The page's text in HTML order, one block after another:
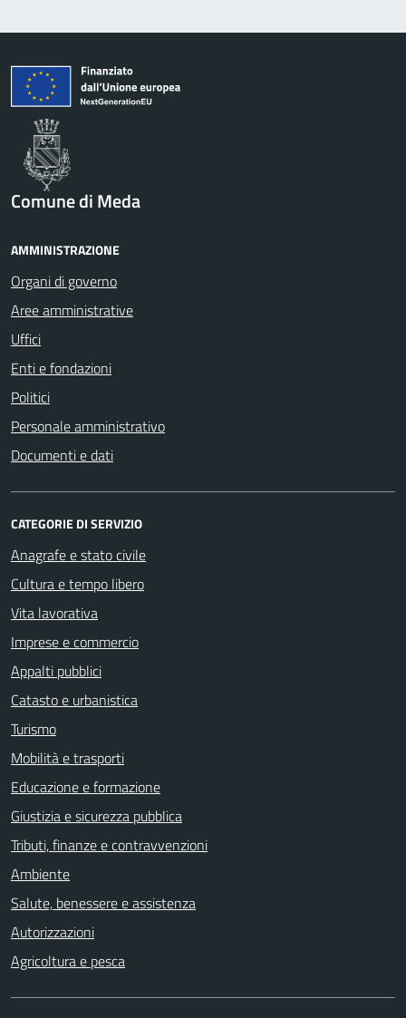
Comune di Meda
AMMINISTRAZIONE
Organi di governo
Aree amministrative
Uffici
Enti e fondazioni
Politici
Personale amministrativo
Documenti e dati
CATEGORIE DI SERVIZIO
Anagrafe e stato civile
Cultura e tempo libero
Vita lavorativa
Imprese e commercio
Appalti pubblici
Catasto e urbanistica
Turismo
Mobilità e trasporti
Educazione e formazione
Giustizia e sicurezza pubblica
Tributi, finanze e contravvenzioni
Ambiente
Salute, benessere e assistenza
Autorizzazioni
Agricoltura e pesca